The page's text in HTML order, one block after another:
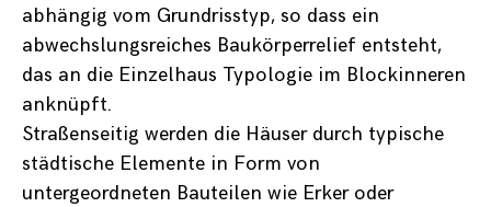
abhängig vom Grundrisstyp, so dass ein
abwechslungsreiches Baukörperrelief entsteht,
das an die Einzelhaus Typologie im Blockinneren
anknüpft.
Straßenseitig werden die Häuser durch typische
städtische Elemente in Form von
untergeordneten Bauteilen wie Erker oder